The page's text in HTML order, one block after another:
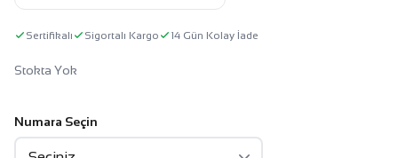
Sertifikalı Sigortalı Kargo 14 Gün Kolay İade
Stokta Yok
Numara Seçin